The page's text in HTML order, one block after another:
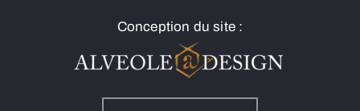
Conception du site :